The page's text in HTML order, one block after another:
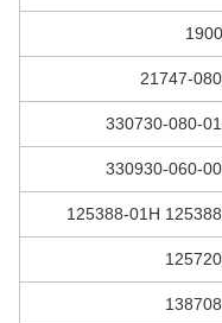
21747-
330730-080-
330930-060-
125388-01H